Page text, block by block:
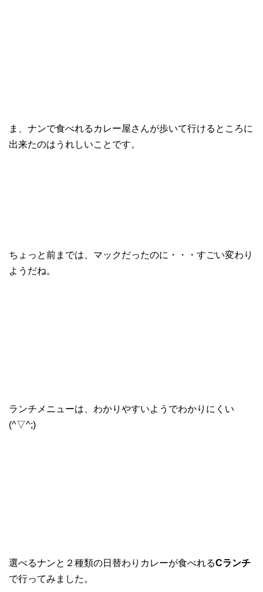
ま、ナンで食べれるカレー屋さんが歩いて行けるところに
出来たのはうれしいことです。
ちょっと前までは、マックだったのに・・・すごい変わり
ようだね。
ランチメニューは、わかりやすいようでわかりにくい
(^▽^;)
選べるナンと２種類の日替わりカレーが食べれるCランチ
で行ってみました。